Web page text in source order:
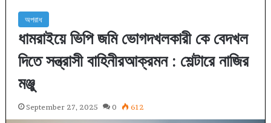
অপরাধ
ধামরাইয়ে ভিপি জমি ভোগদখলকারী কে বেদখল
দিতে সন্ত্রাসী বাহিনীরআক্রমন : শেল্টারে নাজির
মঞ্জু
September 27, 2025 0 612